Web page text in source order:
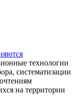
технологии
систематизации
на территории